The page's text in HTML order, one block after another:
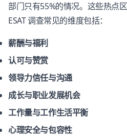
部门只有55%的情况。这些热点
ESAT 调查常见的维度包括：
薪酬与福利
认可与赞赏
领导力信任与沟通
成长与职业发展机会
工作量与工作生活平衡
心理安全与包容性